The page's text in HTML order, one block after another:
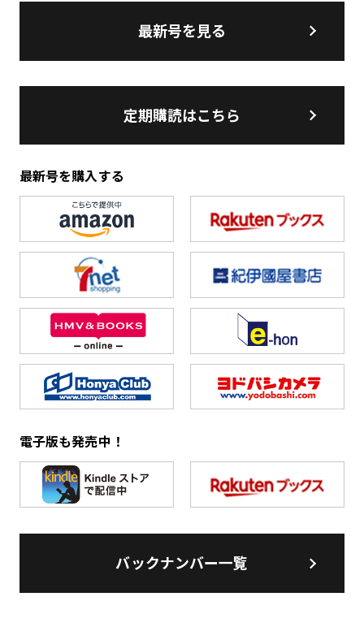
最新号を見る
定期購読はこちら
最新号を購入する
電子版も発売中！
バックナンバー一覧